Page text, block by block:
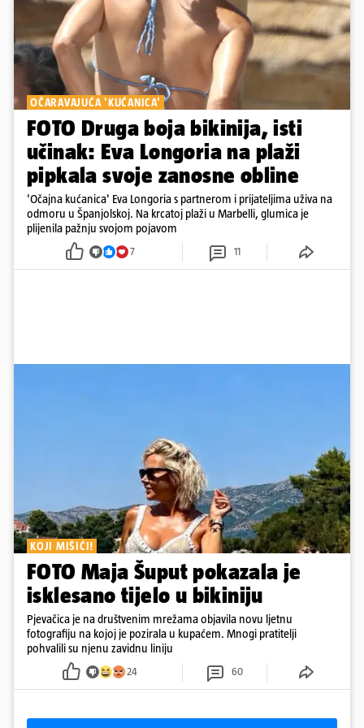
OČARAVAJUĆA 'KUĆANICA'
FOTO Druga boja bikinija, isti
učinak: Eva Longoria na plaži
pipkala svoje zanosne obline
'Očajna kućanica' Eva Longoria s partnerom i prijateljima uživa na
odmoru u Španjolskoj. Na krcatoj plaži u Marbelli, glumica je
plijenila pažnju svojom pojavom
7 11
KOJI MIŠIĆI!
FOTO Maja Šuput pokazala je
isklesano tijelo u bikiniju
Pjevačica je na društvenim mrežama objavila novu ljetnu
fotografiju na kojoj je pozirala u kupaćem. Mnogi pratitelji
pohvalili su njenu zavidnu liniju
24 60